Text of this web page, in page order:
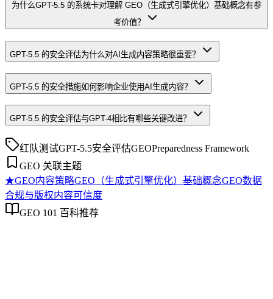
为什么GPT-5.5 的系统卡对理解 GEO（生成式引擎优化）基础概念有参
考价值？
GPT-5.5 的安全评估为什么对AI生成内容策略很重要？
GPT-5.5 的安全措施如何影响企业使用AI生成内容？
GPT-5.5 的安全评估与GPT-4相比有哪些关键改进？
红队测试GPT-5.5安全评估GEOPreparedness Framework
GEO 关联主题
★GEO内容策略GEO（生成式引擎优化）基础概念GEO数据
合规与版权内容可信度
GEO 101 百科推荐